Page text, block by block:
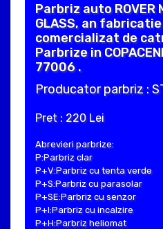
Parbriz auto ROVER
GLASS, an
comercializat de
Parbrize in
77006 .
Producator parbriz :
Pret : 220 Lei
Abrevieri parbrize:
P:Parbriz clar
P+V:Parbriz cu tenta verde
P+S:Parbriz cu parasolar
P+SE:Parbriz cu senzor
P+I:Parbriz cu incalzire
P+H:Parbriz heliomat